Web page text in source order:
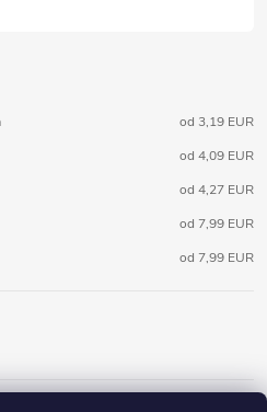
od 3,19 EUR
od 4,09 EUR
od 4,27 EUR
od 7,99 EUR
od 7,99 EUR